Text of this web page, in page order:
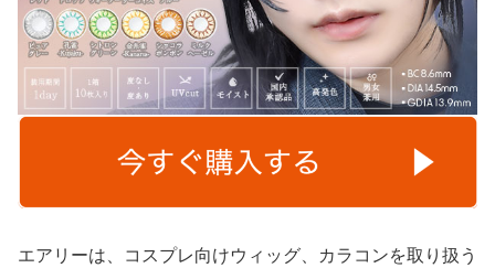
エアリーは、コスプレ向けウィッグ、カラコンを取り扱う